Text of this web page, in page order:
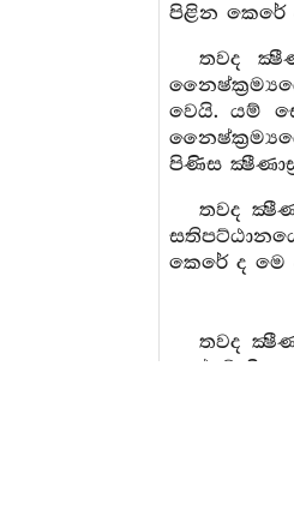
පිළින කෙරේ
තවද
වෙයි. යම්
පිණිස
තවද
කෙරේ ද මෙ
තවද